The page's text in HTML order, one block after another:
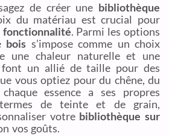
de créer une bibliothèque
du matériau est crucial pour
fonctionnalité. Parmi les options
bois s’impose comme un choix
une chaleur naturelle et une
font un allié de taille pour des
vous optiez pour du chêne, du
essence a ses propres
de teinte et de grain,
votre bibliothèque sur
vos goûts.